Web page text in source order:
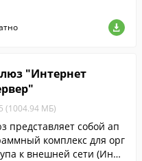
"Интернет
(1004.94 МБ)
представляет собой ап
комплекс для орг
к внешней сети (Инте